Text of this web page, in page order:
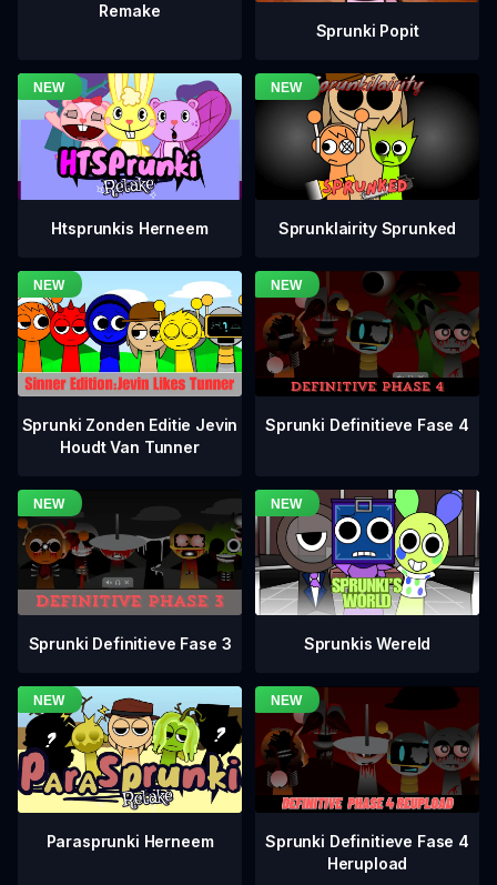
Remake
Sprunki Popit
Htsprunkis Herneem Sprunklairity Sprunked
Sprunki Zonden Editie Jevin
Houdt Van Tunner
Sprunki Definitieve Fase 4
Sprunki Definitieve Fase 3 Sprunkis Wereld
Parasprunki Herneem
Sprunki Definitieve Fase 4
Herupload